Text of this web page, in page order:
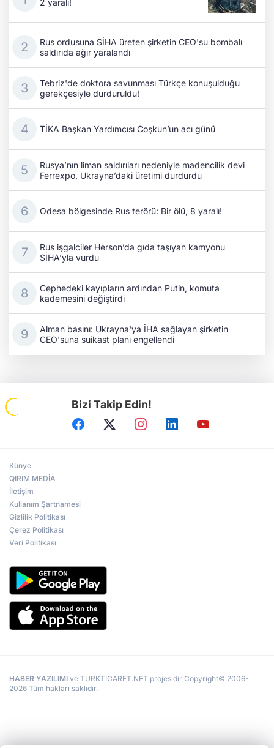
2 yaralı!
Rus ordusuna SİHA üreten şirketin CEO'su bombalı
saldırıda ağır yaralandı
Tebriz'de doktora savunması Türkçe konuşulduğu
gerekçesiyle durduruldu!
TİKA Başkan Yardımcısı Coşkun’un acı günü
Rusya’nın liman saldırıları nedeniyle madencilik devi
Ferrexpo, Ukrayna’daki üretimi durdurdu
Odesa bölgesinde Rus terörü: Bir ölü, 8 yaralı!
Rus işgalciler Herson’da gıda taşıyan kamyonu
SİHA’yla vurdu
Cephedeki kayıpların ardından Putin, komuta
kademesini değiştirdi
Alman basını: Ukrayna'ya İHA sağlayan şirketin
CEO'suna suikast planı engellendi
Bizi Takip Edin!
Künye
QIRIM MEDİA
İletişim
Kullanım Şartnamesi
Gizlilik Politikası
Çerez Politikası
Veri Politikası
HABER YAZILIMI ve TURKTICARET.NET projesidir Copyright© 2006-
2026 Tüm hakları saklıdır.